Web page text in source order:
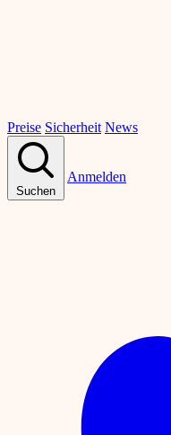
Preise Sicherheit News
Suchen
Anmelden